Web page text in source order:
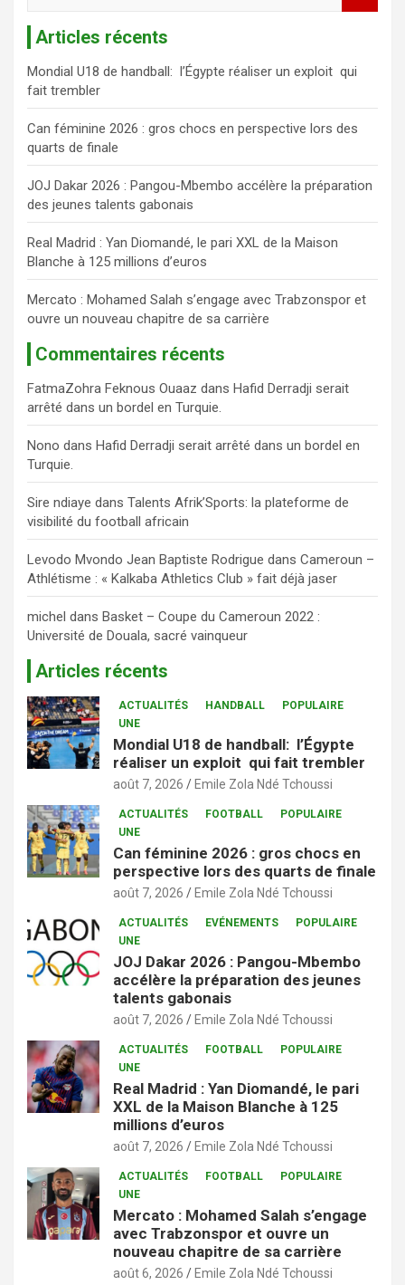
r
c
h
e
r
Articles récents
Mondial U18 de handball: l’Égypte réaliser un exploit qui
fait trembler
Can féminine 2026 : gros chocs en perspective lors des
quarts de finale
JOJ Dakar 2026 : Pangou-Mbembo accélère la préparation
des jeunes talents gabonais
Real Madrid : Yan Diomandé, le pari XXL de la Maison
Blanche à 125 millions d’euros
Mercato : Mohamed Salah s’engage avec Trabzonspor et
ouvre un nouveau chapitre de sa carrière
Commentaires récents
FatmaZohra Feknous Ouaaz dans Hafid Derradji serait
arrêté dans un bordel en Turquie.
Nono dans Hafid Derradji serait arrêté dans un bordel en
Turquie.
Sire ndiaye dans Talents Afrik’Sports: la plateforme de
visibilité du football africain
Levodo Mvondo Jean Baptiste Rodrigue dans Cameroun –
Athlétisme : « Kalkaba Athletics Club » fait déjà jaser
michel dans Basket – Coupe du Cameroun 2022 :
Université de Douala, sacré vainqueur
Articles récents
ACTUALITÉS HANDBALL
POPULAIRE
UNE
Mondial U18 de handball: l’Égypte
réaliser un exploit qui fait trembler
août 7, 2026 Emile Zola Ndé Tchoussi
ACTUALITÉS FOOTBALL
POPULAIRE
UNE
Can féminine 2026 : gros chocs en
perspective lors des quarts de finale
août 7, 2026 Emile Zola Ndé Tchoussi
ACTUALITÉS EVÉNEMENTS
POPULAIRE
UNE
JOJ Dakar 2026 : Pangou-Mbembo
accélère la préparation des jeunes
talents gabonais
août 7, 2026 Emile Zola Ndé Tchoussi
ACTUALITÉS FOOTBALL
POPULAIRE
UNE
Real Madrid : Yan Diomandé, le pari
XXL de la Maison Blanche à 125
millions d’euros
août 7, 2026 Emile Zola Ndé Tchoussi
ACTUALITÉS FOOTBALL
POPULAIRE
UNE
Mercato : Mohamed Salah s’engage
avec Trabzonspor et ouvre un
nouveau chapitre de sa carrière
août 6, 2026 Emile Zola Ndé Tchoussi